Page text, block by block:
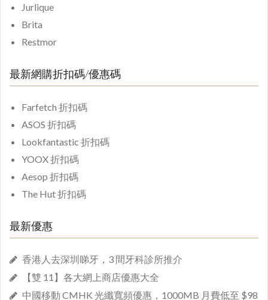
Jurlique
Brita
Restmor
最新網購折扣碼/優惠碼
Farfetch 折扣碼
ASOS 折扣碼
Lookfantastic 折扣碼
YOOX 折扣碼
Aesop 折扣碼
The Hut 折扣碼
最新優惠
香港人去深圳睇牙，3 間牙科診所推介
【雙 11】各大網上商店優惠大全
中國移動 CMHK 光纖寬頻優惠，1000MB 月費低至 $98